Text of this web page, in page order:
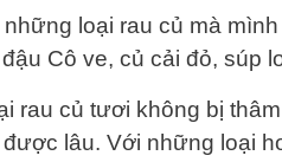
loại rau củ mà
Cô ve, củ cải đỏ, súp
rau củ tươi không bị
lâu. Với những loại